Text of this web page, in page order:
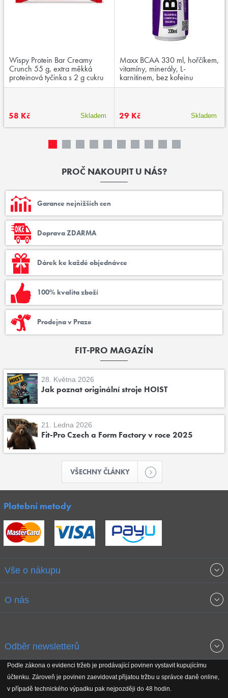
Wispy Protein Bar Creamy
Crunch 55 g, extra měkká
proteinová tyčinka s 2 g cukru
58 Kč Skladem
Maxx BCAA 330 ml, hořčíkem,
vitamíny, minerály, L-
karnitinem, bez kofeinu
29 Kč Skladem
PROČ NAKOUPIT U NÁS?
Garance nejnižších cen
Doprava ZDARMA
Dárek ke každé objednávce
100% kvalita zboží
Prodejna v Praze
FIT-PRO MAGAZÍN
28. Května 2026
Jak poznat originální stroje HOIST
21. Ledna 2026
Fit-Pro Czech a Form Factory v roce 2025
VŠECHNY ČLÁNKY
Platební metody
Vše o nákupu
Obchodní podmínky
Reklamační řád
O nás
Koho podporujeme
Odběr newsletterů
Podle zákona o evidenci tržeb je prodávající povinen vystavit kupujícímu
účtenku. Zároveň je povinen zaevidovat přijatou tržbu u správce daně online,
v případě technického výpadku pak nejpozději do 48 hodin.